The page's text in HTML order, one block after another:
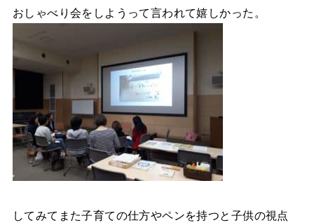
おしゃべり会をしようって言われて嬉しかった。
してみてまた子育ての仕方やペンを持つと子供の視点